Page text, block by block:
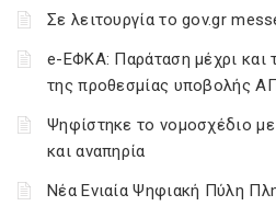
Σε λειτουργία το gov.gr
e-ΕΦΚΑ: Παράταση μέχρι και
της προθεσμίας υποβολής
Ψηφίστηκε το νομοσχέδιο
και αναπηρία
Νέα Ενιαία Ψηφιακή Πύλη